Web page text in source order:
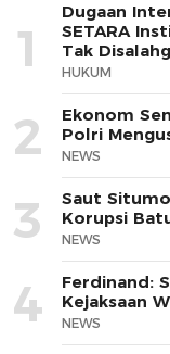
1
Dugaan
SETARA
Tak
HUKUM
2
Ekonom
Polri
NEWS
3
Saut
Korupsi
NEWS
4
Ferdinand:
Kejaksaan
NEWS